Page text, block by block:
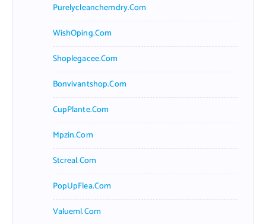
Purelycleanchemdry.com
WishOping.com
Shoplegacee.com
Bonvivantshop.com
CupPlante.com
Mpzin.com
Stcreal.com
PopUpFlea.com
Valueml.com